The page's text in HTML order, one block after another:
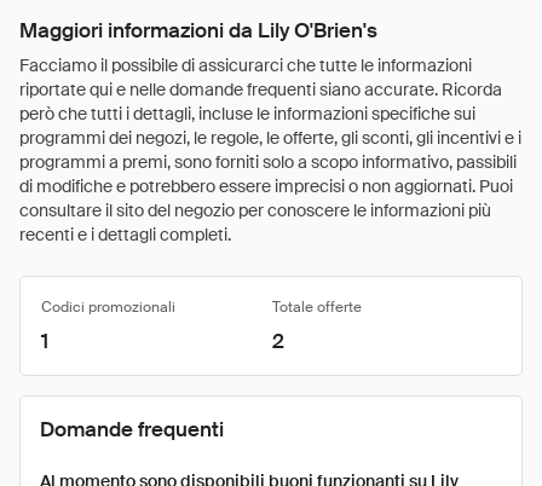
Maggiori informazioni da Lily O'Brien's
Facciamo il possibile di assicurarci che tutte le informazioni
riportate qui e nelle domande frequenti siano accurate. Ricorda
però che tutti i dettagli, incluse le informazioni specifiche sui
programmi dei negozi, le regole, le offerte, gli sconti, gli incentivi e i
programmi a premi, sono forniti solo a scopo informativo, passibili
di modifiche e potrebbero essere imprecisi o non aggiornati. Puoi
consultare il sito del negozio per conoscere le informazioni più
recenti e i dettagli completi.
Codici promozionali Totale offerte
1 2
Domande frequenti
Al momento sono disponibili buoni funzionanti su Lily